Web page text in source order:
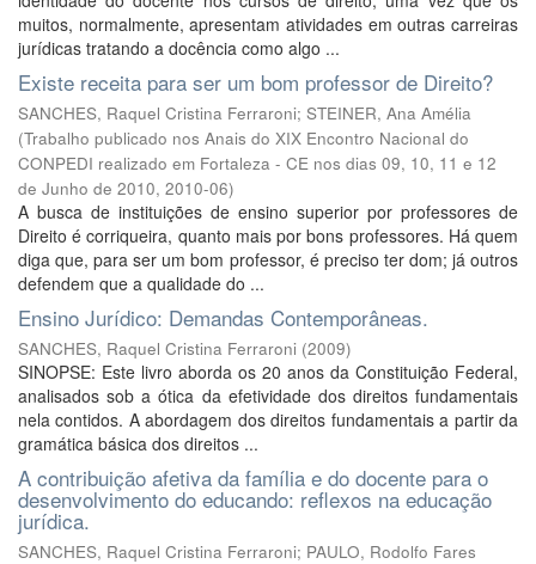
muitos, normalmente, apresentam atividades em outras carreiras
jurídicas tratando a docência como algo ...
Existe receita para ser um bom professor de Direito?
SANCHES, Raquel Cristina Ferraroni; STEINER, Ana Amélia
(Trabalho publicado nos Anais do XIX Encontro Nacional do
CONPEDI realizado em Fortaleza - CE nos dias 09, 10, 11 e 12
de Junho de 2010, 2010-06)
A busca de instituições de ensino superior por professores de
Direito é corriqueira, quanto mais por bons professores. Há quem
diga que, para ser um bom professor, é preciso ter dom; já outros
defendem que a qualidade do ...
Ensino Jurídico: Demandas Contemporâneas.
SANCHES, Raquel Cristina Ferraroni (2009)
SINOPSE: Este livro aborda os 20 anos da Constituição Federal,
analisados sob a ótica da efetividade dos direitos fundamentais
nela contidos. A abordagem dos direitos fundamentais a partir da
gramática básica dos direitos ...
A contribuição afetiva da família e do docente para o
desenvolvimento do educando: reflexos na educação
jurídica.
SANCHES, Raquel Cristina Ferraroni; PAULO, Rodolfo Fares